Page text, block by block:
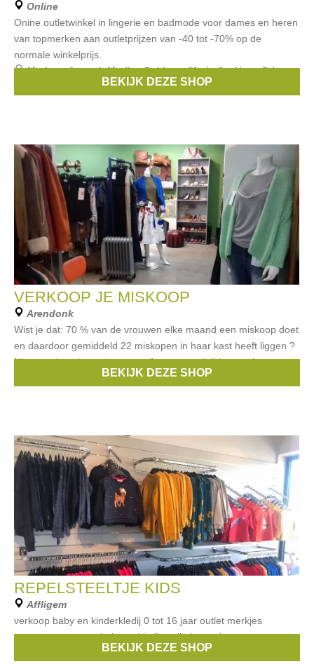
Online
Onine outletwinkel in lingerie en badmode voor dames en heren
van topmerken aan outletprijzen van -40 tot -70% op de
normale winkelprijs.
Merken:Armani,Marlies Dekkers,Marie Jo,Hom,Prima
BEKIJK DEZE SHOP
VERKOOP JE MISKOOP
Arendonk
Wist je dat: 70 % van de vrouwen elke maand een miskoop doet
en daardoor gemiddeld 22 miskopen in haar kast heeft liggen ?
Niets om beschaamd over te zijn, maar wel tijd om er iets aan te
BEKIJK DEZE SHOP
REPELSTEELTJE KIDS
Affligem
verkoop baby en kinderkledij 0 tot 16 jaar outlet merkjes
someone en name it dameskleding vila joy outlet
Someone,Name it
BEKIJK DEZE SHOP